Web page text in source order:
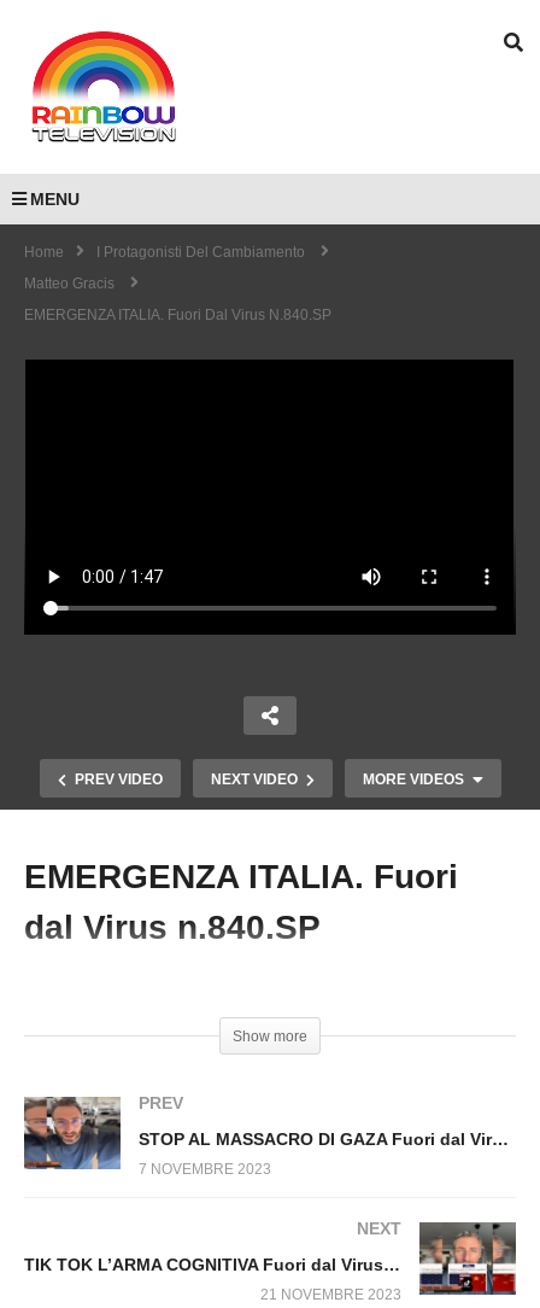
MENU
Home
I Protagonisti Del Cambiamento
Matteo Gracis
EMERGENZA ITALIA. Fuori Dal Virus N.840.SP
PREV VIDEO NEXT VIDEO MORE VIDEOS
Copy Embed Code
EMERGENZA ITALIA. Fuori
dal Virus n.840.SP
Show more
PREV
STOP AL MASSACRO DI GAZA Fuori dal Virus n.828.SP
7 NOVEMBRE 2023
NEXT
TIK TOK L’ARMA COGNITIVA Fuori dal Virus n.849.SP
21 NOVEMBRE 2023